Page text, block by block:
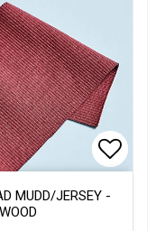
favoritlistan
favoritlistan
MUDD/JERSEY -